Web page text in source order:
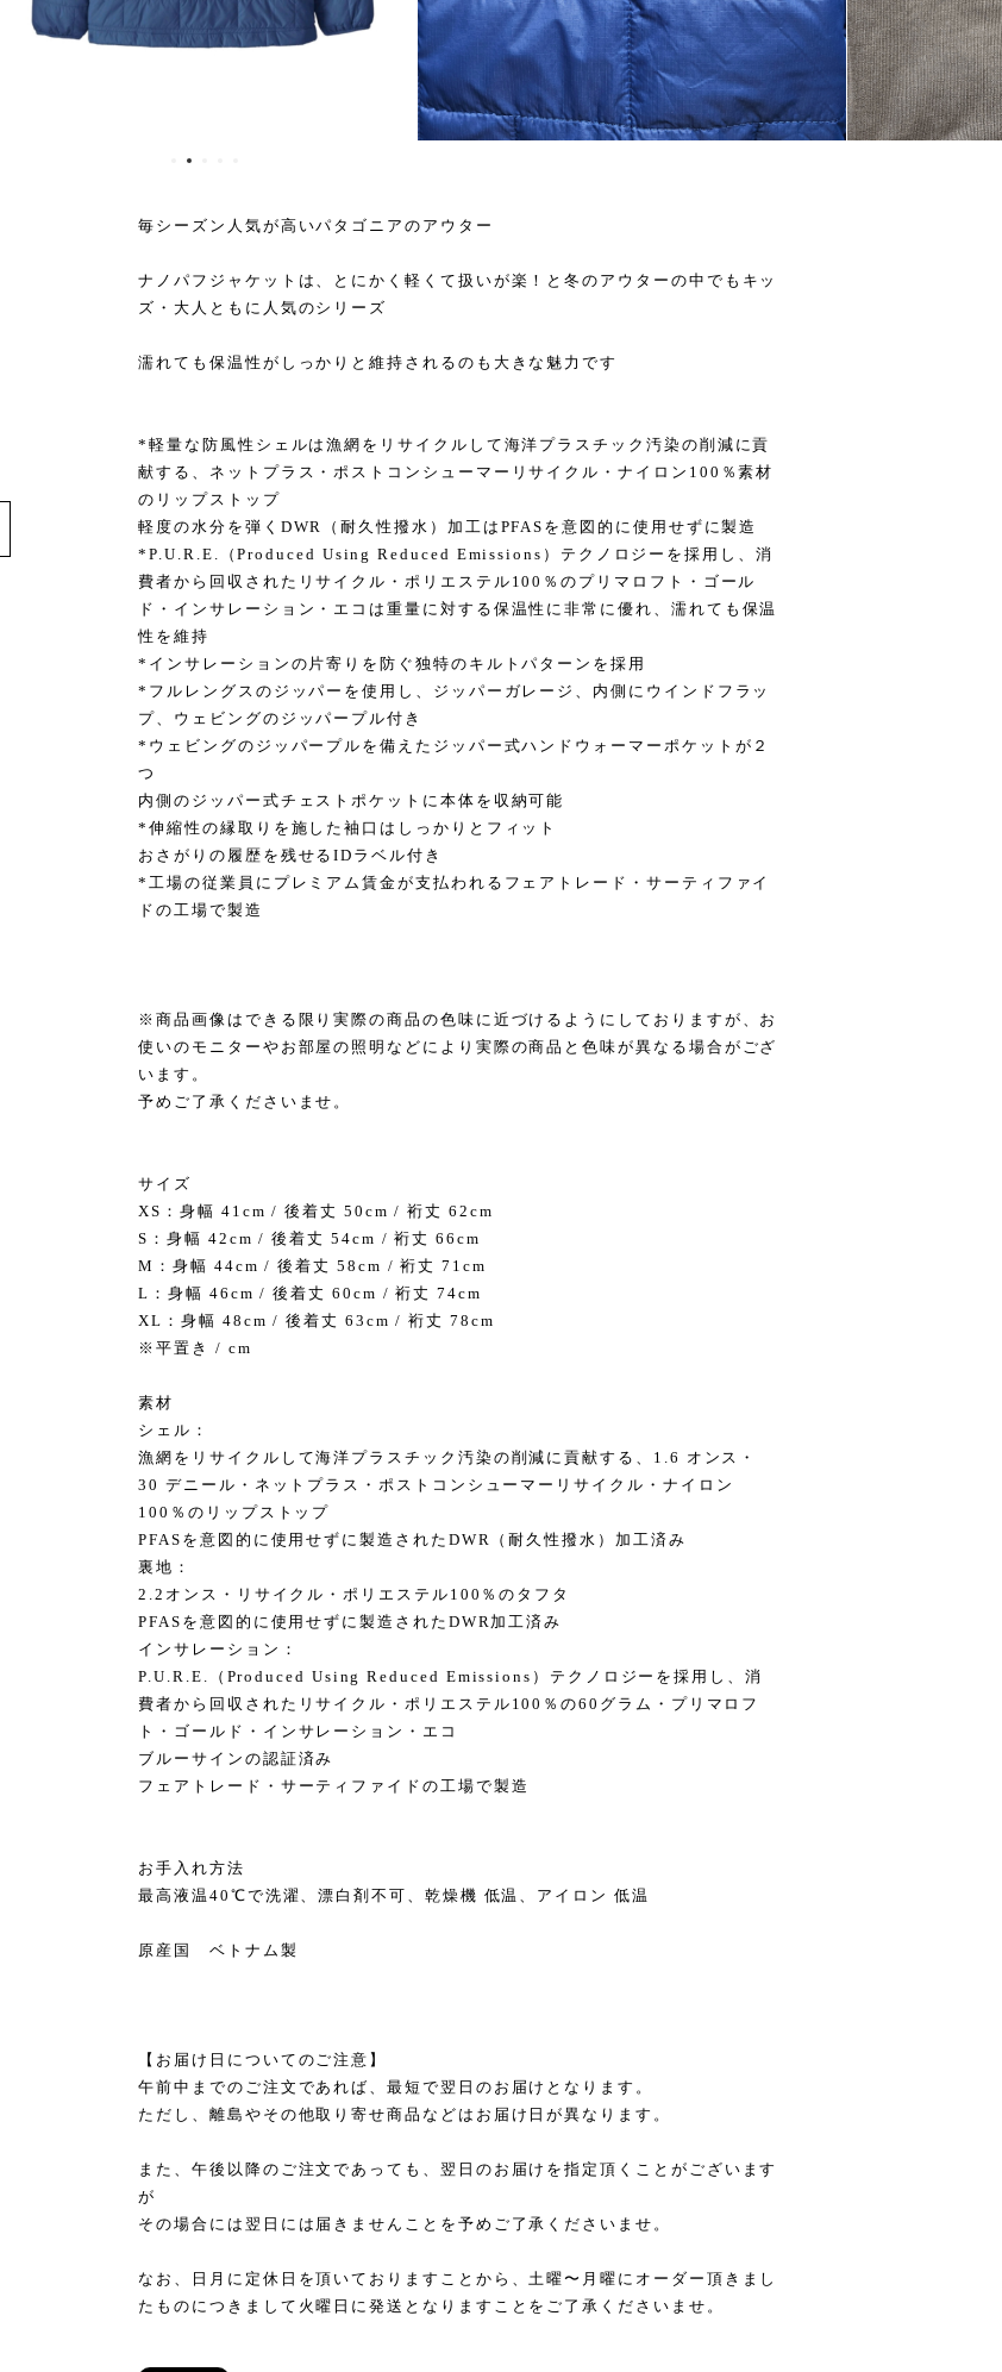
毎シーズン人気が高いパタゴニアのアウター
ナノパフジャケットは、とにかく軽くて扱いが楽！と冬のアウターの中でもキッ
ズ・大人ともに人気のシリーズ
濡れても保温性がしっかりと維持されるのも大きな魅力です
*軽量な防風性シェルは漁網をリサイクルして海洋プラスチック汚染の削減に貢
献する、ネットプラス・ポストコンシューマーリサイクル・ナイロン100％素材
のリップストップ
軽度の水分を弾くDWR（耐久性撥水）加工はPFASを意図的に使用せずに製造
*P.U.R.E.（Produced Using Reduced Emissions）テクノロジーを採用し、消
費者から回収されたリサイクル・ポリエステル100％のプリマロフト・ゴール
ド・インサレーション・エコは重量に対する保温性に非常に優れ、濡れても保温
性を維持
*インサレーションの片寄りを防ぐ独特のキルトパターンを採用
*フルレングスのジッパーを使用し、ジッパーガレージ、内側にウインドフラッ
プ、ウェビングのジッパープル付き
*ウェビングのジッパープルを備えたジッパー式ハンドウォーマーポケットが２
つ
内側のジッパー式チェストポケットに本体を収納可能
*伸縮性の縁取りを施した袖口はしっかりとフィット
おさがりの履歴を残せるIDラベル付き
*工場の従業員にプレミアム賃金が支払われるフェアトレード・サーティファイ
ドの工場で製造
※商品画像はできる限り実際の商品の色味に近づけるようにしておりますが、お
使いのモニターやお部屋の照明などにより実際の商品と色味が異なる場合がござ
います。
予めご了承くださいませ。
サイズ
XS：身幅 41cm / 後着丈 50cm / 裄丈 62cm
S：身幅 42cm / 後着丈 54cm / 裄丈 66cm
M：身幅 44cm / 後着丈 58cm / 裄丈 71cm
L：身幅 46cm / 後着丈 60cm / 裄丈 74cm
XL：身幅 48cm / 後着丈 63cm / 裄丈 78cm
※平置き / cm
素材
シェル：
漁網をリサイクルして海洋プラスチック汚染の削減に貢献する、1.6 オンス・
30 デニール・ネットプラス・ポストコンシューマーリサイクル・ナイロン
100％のリップストップ
PFASを意図的に使用せずに製造されたDWR（耐久性撥水）加工済み
裏地：
2.2オンス・リサイクル・ポリエステル100％のタフタ
PFASを意図的に使用せずに製造されたDWR加工済み
インサレーション：
P.U.R.E.（Produced Using Reduced Emissions）テクノロジーを採用し、消
費者から回収されたリサイクル・ポリエステル100％の60グラム・プリマロフ
ト・ゴールド・インサレーション・エコ
ブルーサインの認証済み
フェアトレード・サーティファイドの工場で製造
お手入れ方法
最高液温40℃で洗濯、漂白剤不可、乾燥機 低温、アイロン 低温
原産国 ベトナム製
【お届け日についてのご注意】
午前中までのご注文であれば、最短で翌日のお届けとなります。
ただし、離島やその他取り寄せ商品などはお届け日が異なります。
また、午後以降のご注文であっても、翌日のお届けを指定頂くことがございます
が
その場合には翌日には届きませんことを予めご了承くださいませ。
なお、日月に定休日を頂いておりますことから、土曜〜月曜にオーダー頂きまし
たものにつきまして火曜日に発送となりますことをご了承くださいませ。